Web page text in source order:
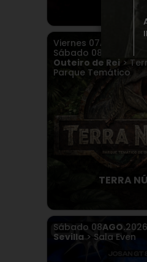
Viernes 07AGO.
Sábado 08 2026
Outeiro de Rei >
Parque Temático
TERRA
Sábado 08AGO.2026
Sevilla > Sala Even